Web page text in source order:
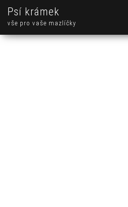
Psí krámek
vše pro vaše mazlíčky